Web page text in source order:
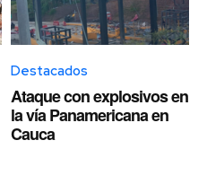
Destacados
Ataque con explosivos en
la vía Panamericana en
Cauca